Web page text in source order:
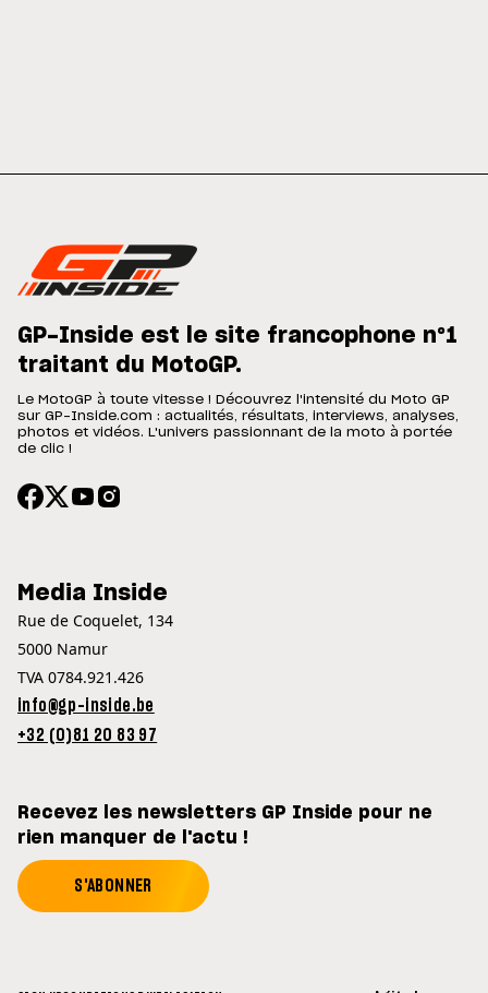
GP-Inside est le site francophone n°1
traitant du MotoGP.
Le MotoGP à toute vitesse ! Découvrez l'intensité du Moto GP
sur GP-Inside.com : actualités, résultats, interviews, analyses,
photos et vidéos. L'univers passionnant de la moto à portée
de clic !
Media Inside
Rue de Coquelet, 134
5000 Namur
TVA 0784.921.426
info@gp-inside.be
+32 (0)81 20 83 97
Recevez les newsletters GP Inside pour ne
rien manquer de l'actu !
S'ABONNER